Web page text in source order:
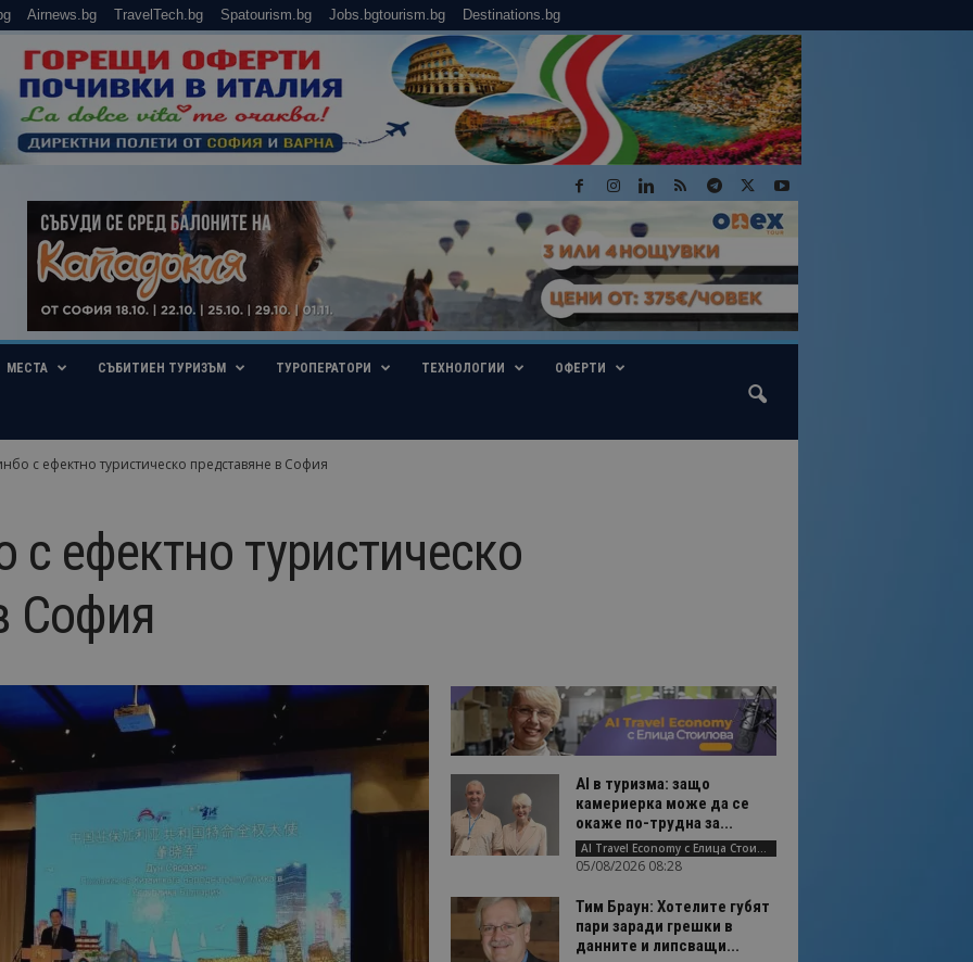
Airnews.bg TravelTech.bg Spatourism.bg Jobs.bgtourism.bg Destinations.bg
МЕСТА СЪБИТИЕН ТУРИЗЪМ ТУРОПЕРАТОРИ ТЕХНОЛОГИИ ОФЕРТИ
с ефектно туристическо представяне в София
ефектно туристическо
София
AI в туризма: защо
камериерка може да се
окаже по-трудна за...
AI Travel Economy с Елица Стоилова
05/08/2026 08:28
Тим Браун: Хотелите губят
пари заради грешки в
данните и липсващи...